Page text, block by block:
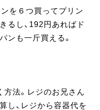
を６つ買ってプリン
るし、192円あればド
ンも一斤買える。
方法。レジのお兄さん
し、レジから容器代を